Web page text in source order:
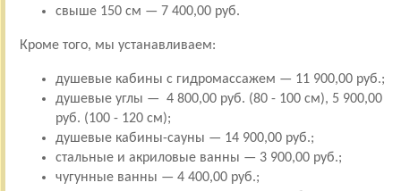
свыше 150 см — 7 400,00 руб.
Кроме того, мы устанавливаем:
душевые кабины с гидромассажем — 11 900,00 руб.;
душевые углы — 4 800,00 руб. (80 - 100 см), 5 900,00
руб. (100 - 120 см);
душевые кабины-сауны — 14 900,00 руб.;
стальные и акриловые ванны — 3 900,00 руб.;
чугунные ванны — 4 400,00 руб.;